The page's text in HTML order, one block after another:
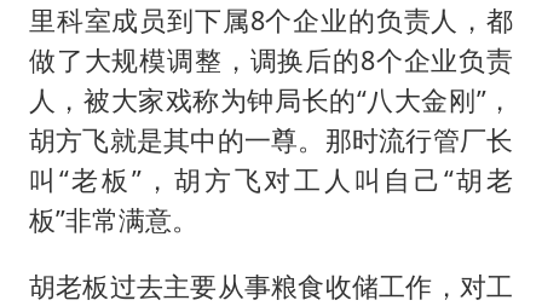
里科室成员到下属8个企业的负责人，都
做了大规模调整，调换后的8个企业负责
人，被大家戏称为钟局长的“八大金刚”，
胡方飞就是其中的一尊。那时流行管厂长
叫“老板”，胡方飞对工人叫自己“胡老
板”非常满意。
胡老板过去主要从事粮食收储工作，对工